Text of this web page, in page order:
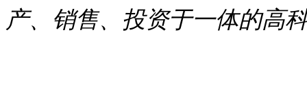
产、销售、投资于一体的高